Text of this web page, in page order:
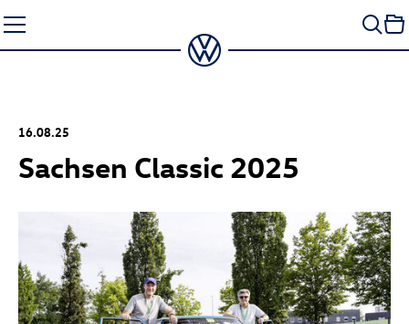
Seiteninhalt
springen
16.08.25
Sachsen Classic 2025